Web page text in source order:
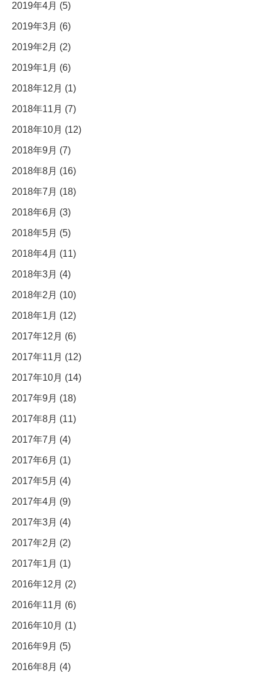
2019年4月 (5)
2019年3月 (6)
2019年2月 (2)
2019年1月 (6)
2018年12月 (1)
2018年11月 (7)
2018年10月 (12)
2018年9月 (7)
2018年8月 (16)
2018年7月 (18)
2018年6月 (3)
2018年5月 (5)
2018年4月 (11)
2018年3月 (4)
2018年2月 (10)
2018年1月 (12)
2017年12月 (6)
2017年11月 (12)
2017年10月 (14)
2017年9月 (18)
2017年8月 (11)
2017年7月 (4)
2017年6月 (1)
2017年5月 (4)
2017年4月 (9)
2017年3月 (4)
2017年2月 (2)
2017年1月 (1)
2016年12月 (2)
2016年11月 (6)
2016年10月 (1)
2016年9月 (5)
2016年8月 (4)